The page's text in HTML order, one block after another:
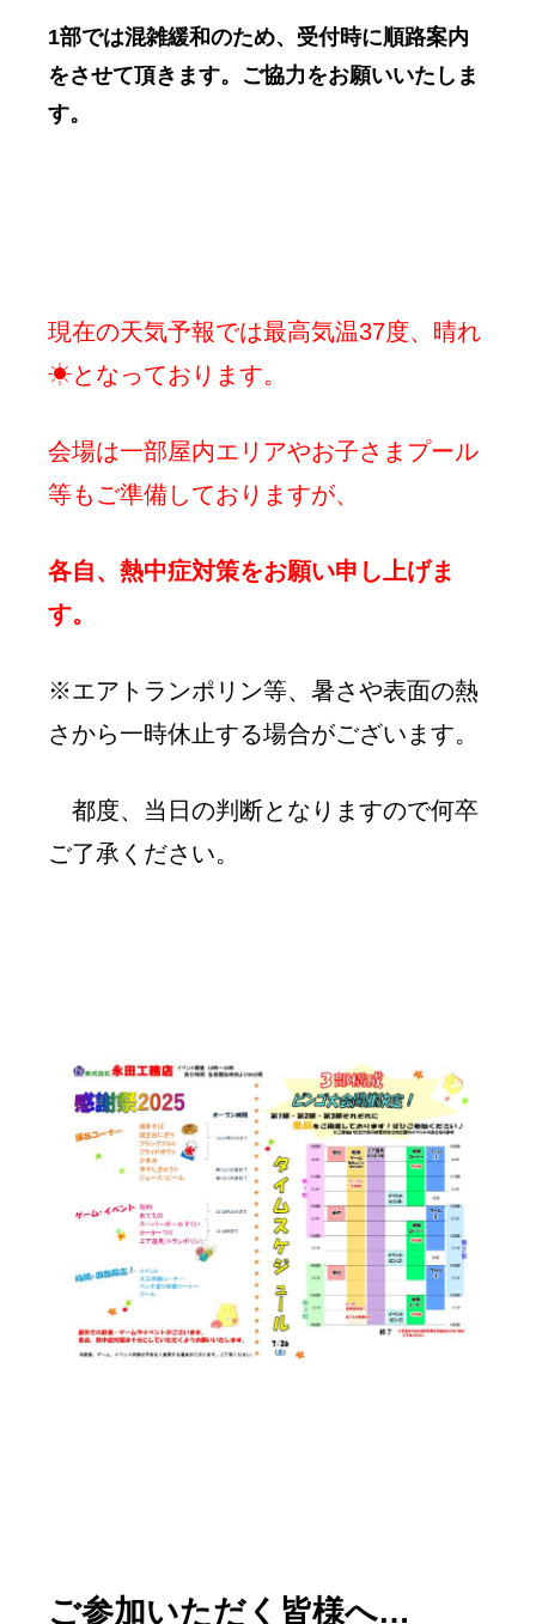
1部では混雑緩和のため、受付時に順路案内
をさせて頂きます。ご協力をお願いいたしま
す。
現在の天気予報では最高気温37度、晴れ
☀となっております。
会場は一部屋内エリアやお子さまプール
等もご準備しておりますが、
各自、熱中症対策をお願い申し上げま
す。
※エアトランポリン等、暑さや表面の熱
さから一時休止する場合がございます。
都度、当日の判断となりますので何卒
ご了承ください。
ご参加いただ く皆様へ…